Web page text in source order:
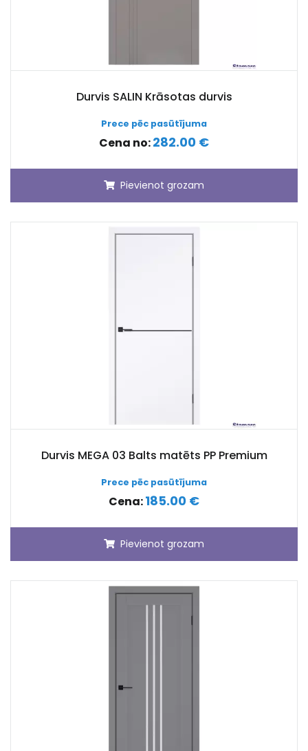
Durvis SALIN Krāsotas durvis
Prece pēc pasūtījuma
Cena no:282.00 €
Pievienot grozam
Durvis MEGA 03 Balts matēts PP Premium
Prece pēc pasūtījuma
Cena:185.00 €
Pievienot grozam